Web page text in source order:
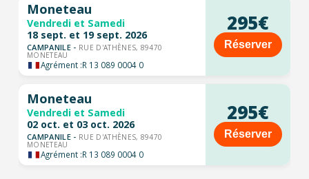
Moneteau
Vendredi et Samedi
18 sept. et 19 sept. 2026
CAMPANILE - RUE D'ATHÈNES, 89470
MONETEAU
Agrément :R 13 089 0004 0
295€
Réserver
Moneteau
Vendredi et Samedi
02 oct. et 03 oct. 2026
CAMPANILE - RUE D'ATHÈNES, 89470
MONETEAU
Agrément :R 13 089 0004 0
295€
Réserver